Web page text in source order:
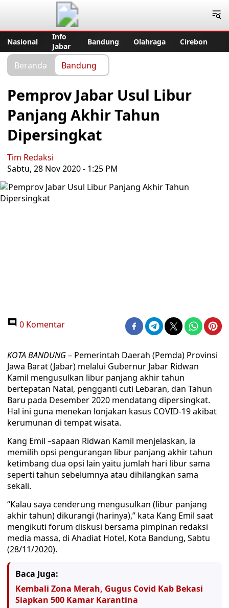
Nasional
Info
Jabar
Bandung Olahraga Cirebon
Beranda Bandung
Pemprov Jabar Usul Libur
Panjang Akhir Tahun
Dipersingkat
Tim Redaksi
Sabtu, 28 Nov 2020 - 1:25 PM
0 Komentar
KOTA BANDUNG– Pemerintah Daerah (Pemda) Provinsi
Jawa Barat (Jabar) melalui Gubernur Jabar Ridwan
Kamil mengusulkan libur panjang akhir tahun
bertepatan Natal, pengganti cuti Lebaran, dan Tahun
Baru pada Desember 2020 mendatang dipersingkat.
Hal ini guna menekan lonjakan kasus COVID-19 akibat
kerumunan di tempat wisata.
Kang Emil –sapaan Ridwan Kamil menjelaskan, ia
memilih opsi pengurangan libur panjang akhir tahun
ketimbang dua opsi lain yaitu jumlah hari libur sama
seperti tahun sebelumnya atau dihilangkan sama
sekali.
“Kalau saya cenderung mengusulkan (libur panjang
akhir tahun) dikurangi (harinya),” kata Kang Emil saat
mengikuti forum diskusi bersama pimpinan redaksi
media massa, di Ahadiat Hotel, Kota Bandung, Sabtu
(28/11/2020).
Baca Juga:
Kembali Zona Merah, Gugus Covid Kab Bekasi
Siapkan 500 Kamar Karantina